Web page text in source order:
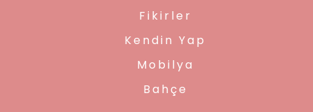
Fikirler
Kendin Yap
Mobilya
Bahçe